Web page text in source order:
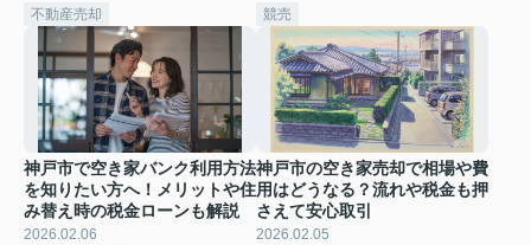
不動産売却
競売
神戸市で空き家バンク利用方法
を知りたい方へ！メリットや住
み替え時の税金ローンも解説
2026.02.06
神戸市の空き家売却で相場や費
用はどうなる？流れや税金も押
さえて安心取引
2026.02.05